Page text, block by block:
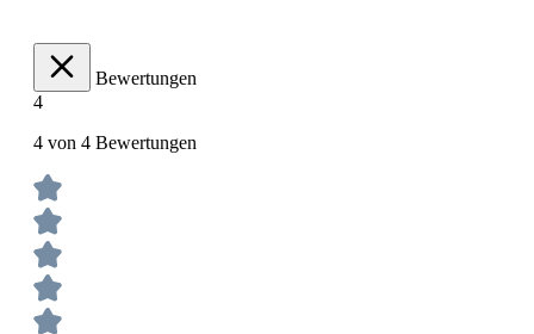
Bewertungen
4
4 von 4 Bewertungen